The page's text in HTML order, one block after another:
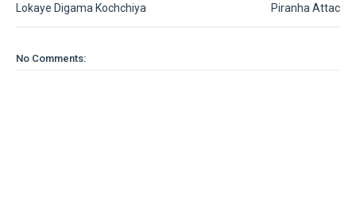
Piranha Attac
Lokaye Digama Kochchiya
No Comments: